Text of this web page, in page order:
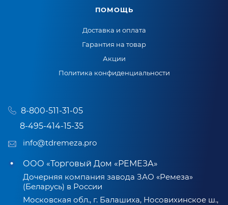
ПОМОЩЬ
Доставка и оплата
Гарантия на товар
Акции
Политика конфиденциальности
8-800-511-31-05
8-495-414-15-35
info@tdremeza.pro
ООО «Торговый Дом «РЕМЕЗА»
Дочерняя компания завода ЗАО «Ремеза»
(Беларусь) в России
Московская обл., г. Балашиха, Носовихинское ш.,